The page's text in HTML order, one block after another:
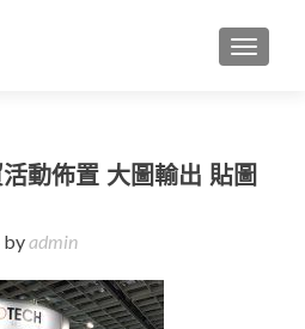
動佈置 大圖輸出 貼圖
byadmin